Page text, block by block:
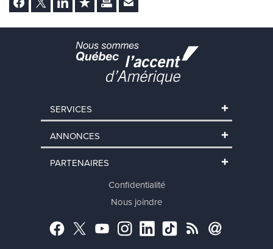
SERVICES
ANNONCES
PARTENAIRES
Confidentialité
Nous joindre
Facebook
TwitterYouTubeInstagram
LinkedInTikTokRSS Abonnement